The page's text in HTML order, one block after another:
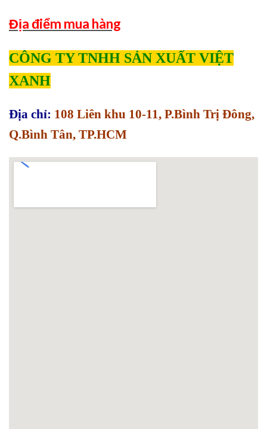
Địa điểm mua hàng
CÔNG TY TNHH SẢN XUẤT VIỆT
XANH
Địa chỉ: 108 Liên khu 10-11, P.Bình Trị Đông,
Q.Bình Tân, TP.HCM